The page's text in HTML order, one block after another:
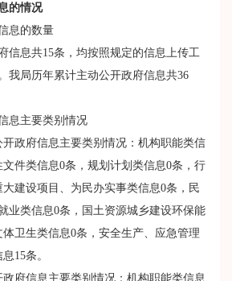
的情况
息的数量
信息共15条，均按照规定的信息上传工
我局历年累计主动公开政府信息共36
息主要类别情况
开政府信息主要类别情况：机构职能类信
件类信息0条，规划计划类信息0条，行
建设项目、为民办实事类信息0条，民
业类信息0条，国土资源城乡建设环保能
卫生类信息0条，安全生产、应急管理
15条。
府信息主要类别情况：机构职能类信息